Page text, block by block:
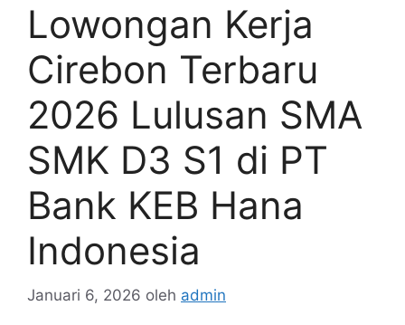
Lowongan Kerja
Cirebon Terbaru
2026 Lulusan SMA
SMK D3 S1 di PT
Bank KEB Hana
Indonesia
Januari 6, 2026 oleh admin